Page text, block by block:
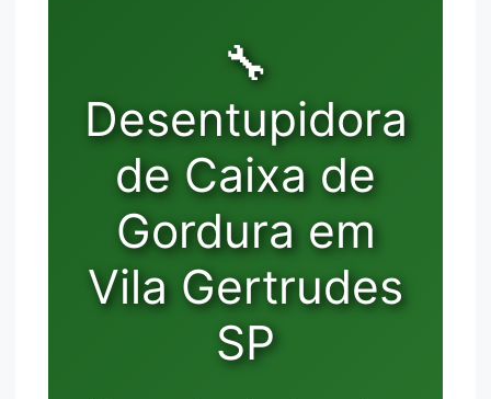
🔧
Desentupidora
de Caixa de
Gordura em
Vila Gertrudes
SP